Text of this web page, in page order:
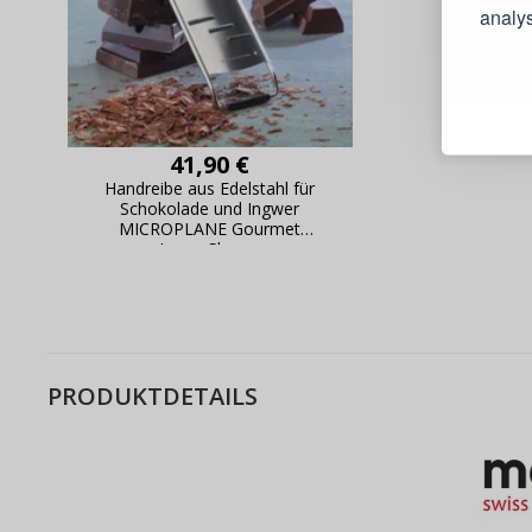
41,90 €
Handreibe aus Edelstahl für
Schokolade und Ingwer
MICROPLANE Gourmet
Large Shaver
PRODUKTDETAILS
Live-